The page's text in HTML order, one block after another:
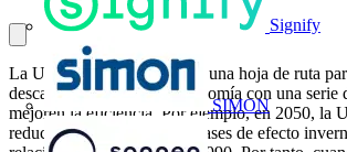
Signify
SIMON
La Unión Europea ha fijado una hoja de ruta
descarbonización de su economía con una serie
mejoren la eficiencia. Por ejemplo, en 2050, la
reducido sus emisiones de gases de efecto